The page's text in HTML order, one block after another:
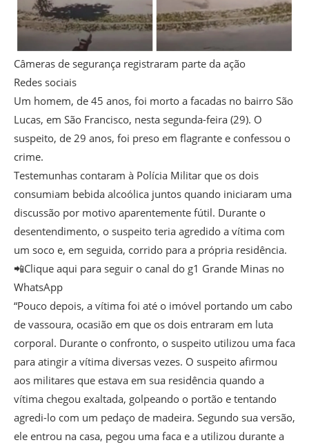
Câmeras de segurança registraram parte da ação
Redes sociais
Um homem, de 45 anos, foi morto a facadas no bairro São
Lucas, em São Francisco, nesta segunda-feira (29). O
suspeito, de 29 anos, foi preso em flagrante e confessou o
crime.
Testemunhas contaram à Polícia Militar que os dois
consumiam bebida alcoólica juntos quando iniciaram uma
discussão por motivo aparentemente fútil. Durante o
desentendimento, o suspeito teria agredido a vítima com
um soco e, em seguida, corrido para a própria residência.
📲Clique aqui para seguir o canal do g1 Grande Minas no
WhatsApp
“Pouco depois, a vítima foi até o imóvel portando um cabo
de vassoura, ocasião em que os dois entraram em luta
corporal. Durante o confronto, o suspeito utilizou uma faca
para atingir a vítima diversas vezes. O suspeito afirmou
aos militares que estava em sua residência quando a
vítima chegou exaltada, golpeando o portão e tentando
agredi-lo com um pedaço de madeira. Segundo sua versão,
ele entrou na casa, pegou uma faca e a utilizou durante a